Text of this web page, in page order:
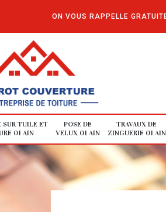
ON VOUS RAPPELLE
SUR TUILE ET
01 AIN
POSE DE
VELUX 01 AIN
TRAVAUX DE
ZINGUERIE 01 AIN